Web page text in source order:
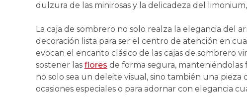
dulzura de las minirosas y la delicadeza del
La caja de sombrero no solo realza la elegancia del
decoración lista para ser el centro de atención en
evocan el encanto clásico de las cajas de sombrero
sostener las flores de forma segura, manteniéndolas
no solo sea un deleite visual, sino también una
ocasiones especiales o para adornar con elegancia